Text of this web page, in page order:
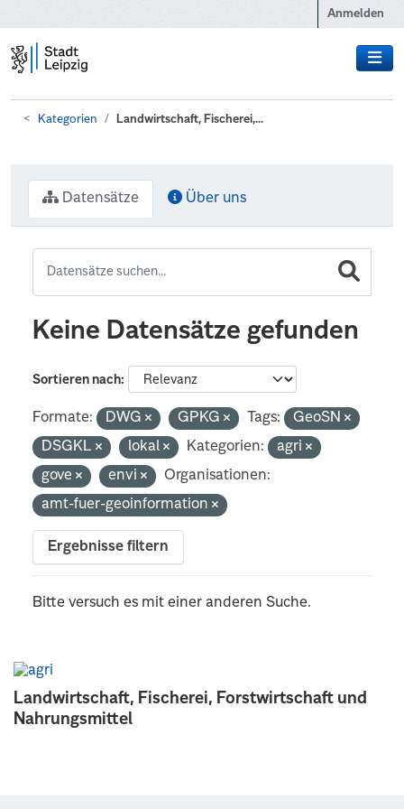
Anmelden
Kategorien Landwirtschaft, Fischerei,...
Landwirtschaft, Fischerei, Forstwirtschaft und
Nahrungsmittel
Datensätze Über uns
Keine Datensätze gefunden
Sortieren nach
Formate: DWG GPKG Tags:
GeoSN
DSGKL
lokal Kategorien:
agri
gove
envi
Organisationen:
amt-fuer-geoinformation
Ergebnisse filtern
Bitte versuch es mit einer anderen Suche.